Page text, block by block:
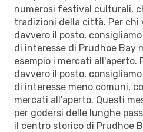
numerosi festival culturali,
tradizioni della città. Per chi
davvero il posto,
di interesse di Prudhoe Bay
esempio i mercati all'aperto.
davvero il posto,
di interesse meno comuni,
mercati all'aperto. Questi
per godersi delle lunghe
il centro storico di Prudhoe